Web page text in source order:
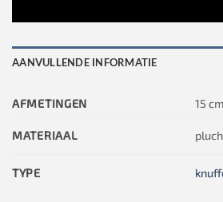
AANVULLENDE INFORMATIE
AFMETINGEN 15 cm
MATERIAAL
TYPE